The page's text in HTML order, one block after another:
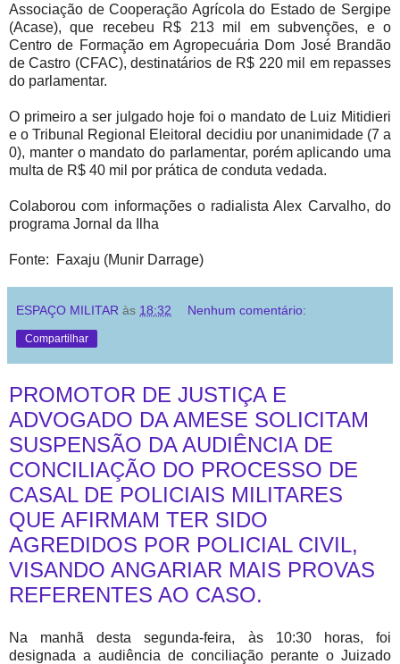
Associação de Cooperação Agrícola do Estado de Sergipe
(Acase), que recebeu R$ 213 mil em subvenções, e o
Centro de Formação em Agropecuária Dom José Brandão
de Castro (CFAC), destinatários de R$ 220 mil em repasses
do parlamentar.
O primeiro a ser julgado hoje foi o mandato de Luiz Mitidieri
e o Tribunal Regional Eleitoral decidiu por unanimidade (7 a
0), manter o mandato do parlamentar, porém aplicando uma
multa de R$ 40 mil por prática de conduta vedada.
Colaborou com informações o radialista Alex Carvalho, do
programa Jornal da Ilha
Fonte: Faxaju (Munir Darrage)
ESPAÇO MILITAR às 18:32 Nenhum comentário:
Compartilhar
PROMOTOR DE JUSTIÇA E
ADVOGADO DA AMESE SOLICITAM
SUSPENSÃO DA AUDIÊNCIA DE
CONCILIAÇÃO DO PROCESSO DE
CASAL DE POLICIAIS MILITARES
QUE AFIRMAM TER SIDO
AGREDIDOS POR POLICIAL CIVIL,
VISANDO ANGARIAR MAIS PROVAS
REFERENTES AO CASO.
Na manhã desta segunda-feira, às 10:30 horas, foi
designada a audiência de conciliação perante o Juizado